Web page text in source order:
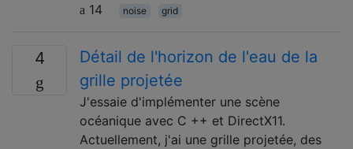
14
noise grid
4
Détail de l'horizon de l'eau de la
grille projetée
J'essaie d'implémenter une scène
océanique avec C ++ et DirectX11.
Actuellement, j'ai une grille projetée, des